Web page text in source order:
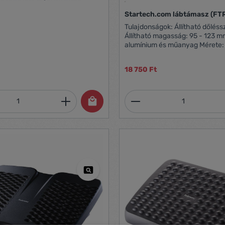
Adja meg a kívánt
Startech.com lábtámasz
Tulajdonságok: Állítható dőlésszög: 0° / -30°
Állítható magasság: 95 - 123
alumínium és műanyag
18 750 Ft